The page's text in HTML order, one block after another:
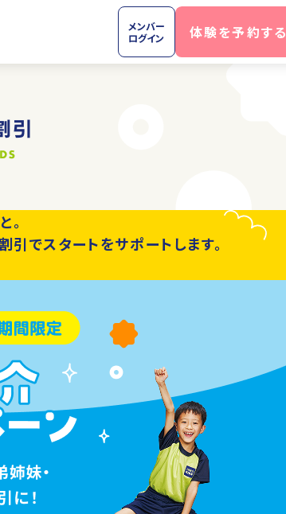
メンバー
ログイン
体験を予約する
。
引でスタートをサポートします。